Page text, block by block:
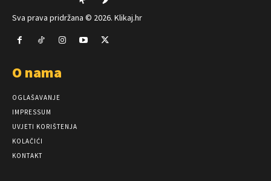
Sva prava pridržana © 2026. Klikaj.hr
O nama
OGLAŠAVANJE
IMPRESSUM
UVJETI KORIŠTENJA
KOLAČIĆI
KONTAKT